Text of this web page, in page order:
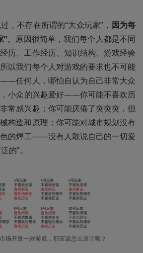
，不存在所谓的“大众玩家”， 因为每
”。原因很简单，我们每个人都是不同
历、工作经历、知识结构、游戏经验
以我们每个人对游戏的要求也不可能
任何人，哪怕自认为自己非常大众
小众的兴趣爱好——你可能不喜欢历
常感兴趣；你可能厌倦了突突突，但
构造和原理；你可能对城市规划没有
的焊工——没有人敢说自己的一切爱
的”。
场开发一款游戏，那应该怎么设计呢？